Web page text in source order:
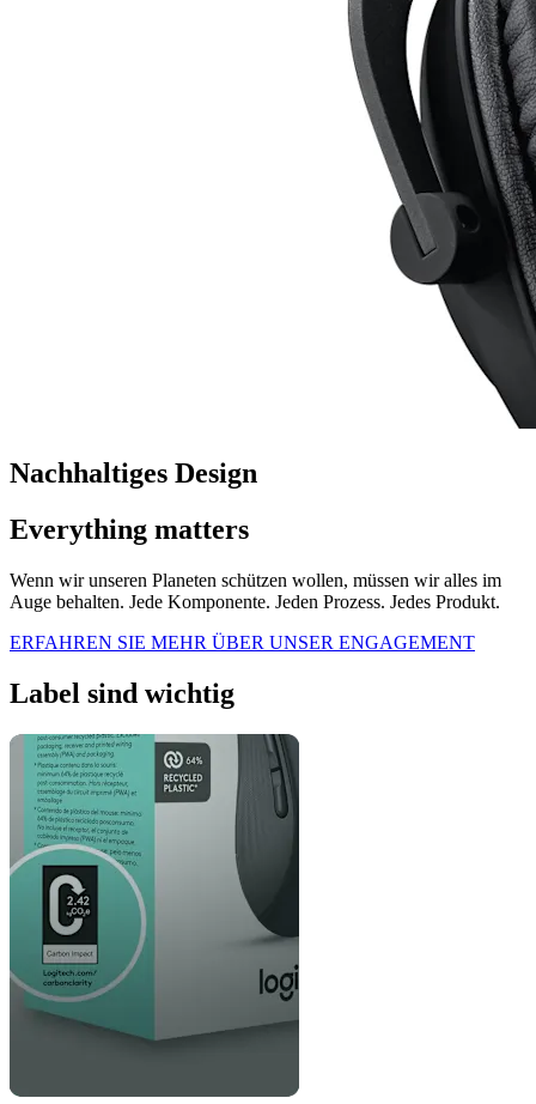
Nachhaltiges Design
Everything matters
Wenn wir unseren Planeten schützen wollen, müssen wir alles im
Auge behalten. Jede Komponente. Jeden Prozess. Jedes Produkt.
ERFAHREN SIE MEHR ÜBER UNSER ENGAGEMENT
Label sind wichtig